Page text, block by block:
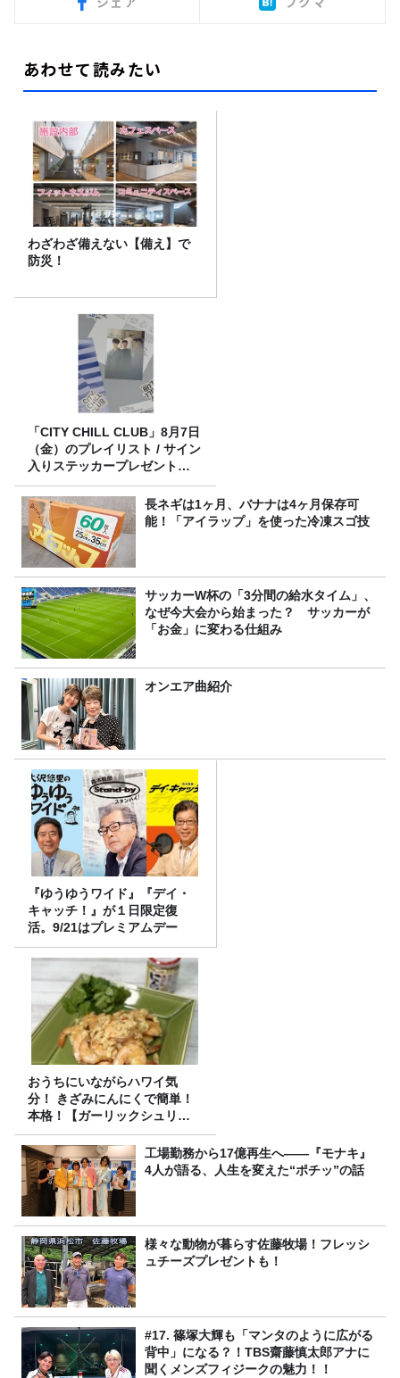
あわせて読みたい
わざわざ備えない【備え】で
防災！
「CITY CHILL CLUB」8月7日
（金）のプレイリスト / サイン
入りステッカープレゼント有
り
長ネギは1ヶ月、バナナは4ヶ月保存可
能！「アイラップ」を使った冷凍スゴ技
サッカーW杯の「3分間の給水タイム」、
なぜ今大会から始まった？ サッカーが
「お金」に変わる仕組み
オンエア曲紹介
『ゆうゆうワイド』『デイ・
キャッチ！』が１日限定復
活。9/21はプレミアムデー
おうちにいながらハワイ気
分！ きざみにんにくで簡単！
本格！【ガーリックシュリン
プ】 桃屋のかんたんレシピ
工場勤務から17億再生へ——『モナキ』
4人が語る、人生を変えた“ポチッ”の話
様々な動物が暮らす佐藤牧場！フレッシ
ュチーズプレゼントも！
#17. 篠塚大輝も「マンタのように広がる
背中」になる？！TBS齋藤慎太郎アナに
聞くメンズフィジークの魅力！！